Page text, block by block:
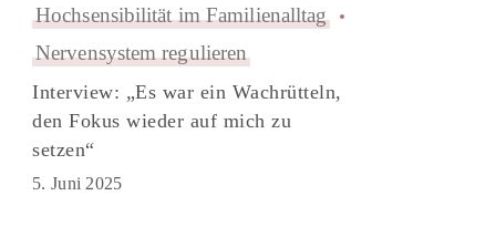
Hochsensibilität im Familienalltag
Nervensystem regulieren
Interview: „Es war ein Wachrütteln,
den Fokus wieder auf mich zu
setzen“
5. Juni 2025